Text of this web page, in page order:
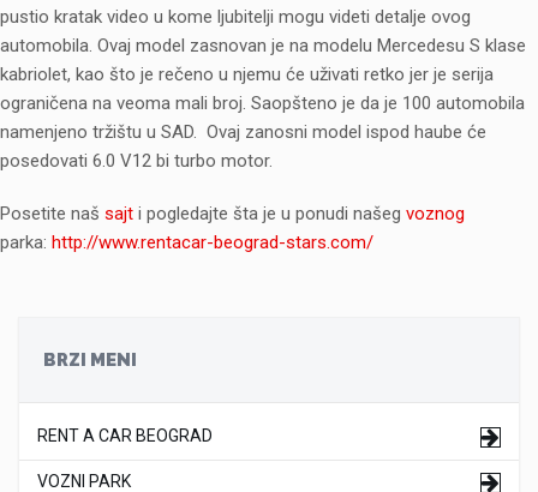
pustio kratak video u kome ljubitelji mogu videti detalje ovog
automobila. Ovaj model zasnovan je na modelu Mercedesu S klase
kabriolet, kao što je rečeno u njemu će uživati retko jer je serija
ograničena na veoma mali broj. Saopšteno je da je 100 automobila
namenjeno tržištu u SAD. Ovaj zanosni model ispod haube će
posedovati 6.0 V12 bi turbo motor.
Posetite naš sajt i pogledajte šta je u ponudi našeg voznog
parka: http://www.rentacar-beograd-stars.com/
BRZI MENI
RENT A CAR BEOGRAD
VOZNI PARK